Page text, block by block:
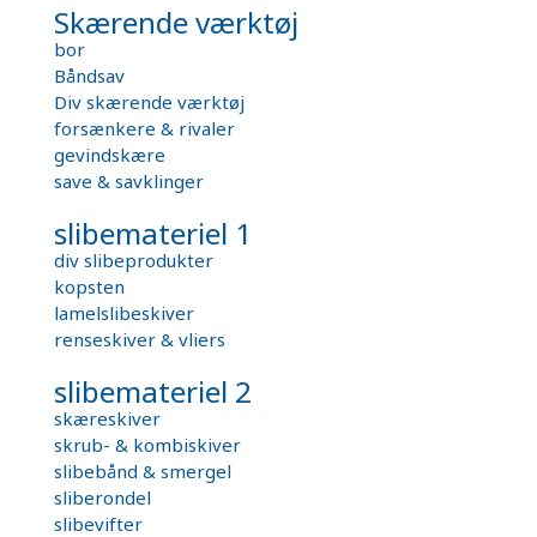
Skærende værktøj
bor
Båndsav
Div skærende værktøj
forsænkere & rivaler
gevindskære
save & savklinger
slibemateriel 1
div slibeprodukter
kopsten
lamelslibeskiver
renseskiver & vliers
slibemateriel 2
skæreskiver
skrub- & kombiskiver
slibebånd & smergel
sliberondel
slibevifter